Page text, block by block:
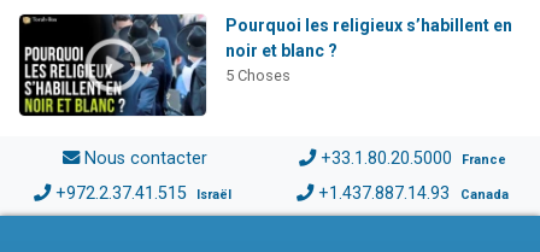
Pourquoi les religieux s’habillent en
noir et blanc ?
5 Choses
Nous contacter +33.1.80.20.5000 France
+972.2.37.41.515 Israël +1.437.887.14.93 Canada